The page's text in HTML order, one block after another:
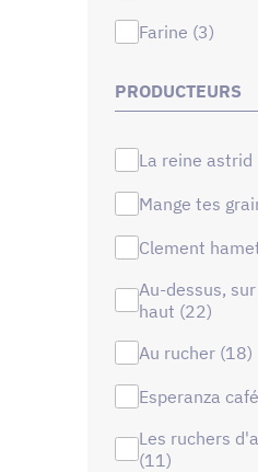
farine (3)
PRODUCTEURS
la reine astrid
mange tes
clement
au-dessus, sur l'étagère du
haut (22)
au rucher (18)
esperanza
les ruchers d'alexandre
(11)